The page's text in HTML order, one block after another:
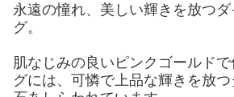
永遠の憧れ、美しい輝きを放つ
グ。
肌なじみの良いピンクゴールド
グには、可憐で上品な輝きを放